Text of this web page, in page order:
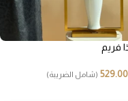
فريم
(شامل الضريبة)